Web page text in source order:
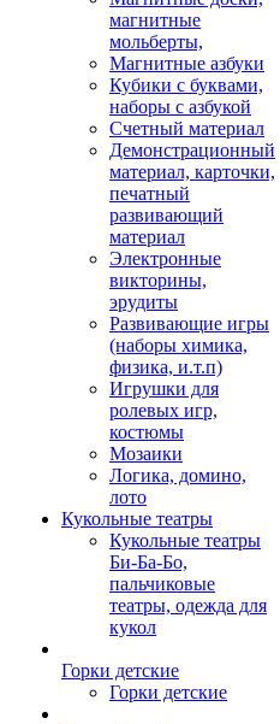
магнитные
мольберты,
Магнитные азбуки
Кубики с буквами,
наборы с азбукой
Счетный материал
Демонстрационный
материал, карточки,
печатный
развивающий
материал
Электронные
викторины,
эрудиты
Развивающие игры
(наборы химика,
физика, и.т.п)
Игрушки для
ролевых игр,
костюмы
Мозаики
Логика, домино,
лото
Кукольные театры
Кукольные театры
Би-Ба-Бо,
пальчиковые
театры, одежда для
кукол
Горки детские
Горки детские